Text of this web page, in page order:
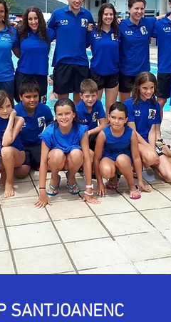
SANTJOANENC